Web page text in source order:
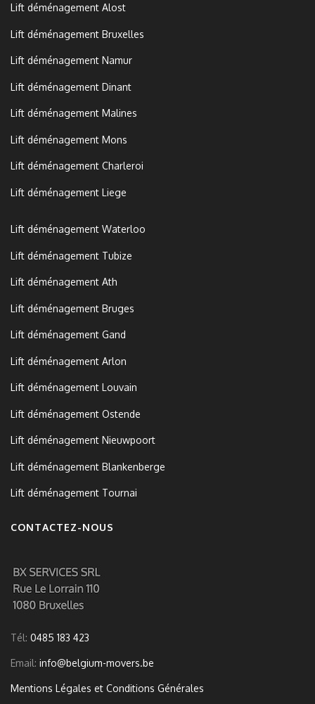
Lift déménagement Alost
Lift déménagement Bruxelles
Lift déménagement Namur
Lift déménagement Dinant
Lift déménagement Malines
Lift déménagement Mons
Lift déménagement Charleroi
Lift déménagement Liege
Lift déménagement Waterloo
Lift déménagement Tubize
Lift déménagement Ath
Lift déménagement Bruges
Lift déménagement Gand
Lift déménagement Arlon
Lift déménagement Louvain
Lift déménagement Ostende
Lift déménagement Nieuwpoort
Lift déménagement Blankenberge
Lift déménagement Tournai
CONTACTEZ-NOUS
Tél: 0485 183 423
Email: info@belgium-movers.be
Mentions Légales et Conditions Générales